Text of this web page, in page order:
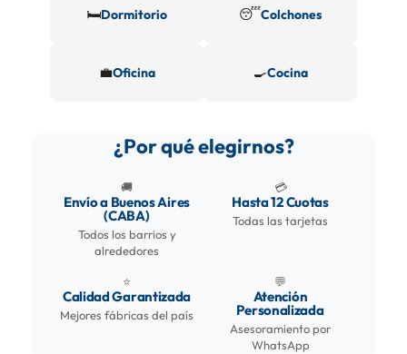
🛏️Dormitorio 😴Colchones
💼Oficina 🍳Cocina
¿Por qué elegirnos?
🚚
Envío a Buenos Aires
(CABA)
Todos los barrios y
alrededores
💳
Hasta 12 Cuotas
Todas las tarjetas
⭐
Calidad Garantizada
Mejores fábricas del país
💬
Atención
Personalizada
Asesoramiento por
WhatsApp